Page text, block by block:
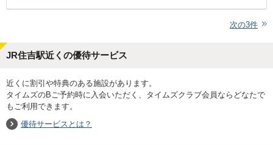
次の3件
JR住吉駅近くの優待サービス
近くに割引や特典のある施設があります。
タイムズのBご予約時に入会いただく、タイムズクラブ会員ならどなたで
もご利用できます。
優待サービスとは？